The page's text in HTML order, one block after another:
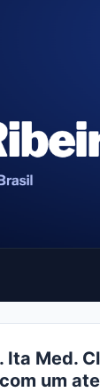
Ita Med.
um